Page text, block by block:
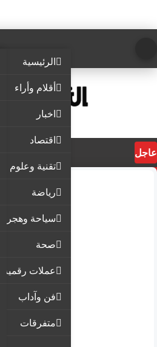
الرئيسية
أقلام وأراء
اخبار
اقتصاد
تقنية وعلوم
رياضة
سياحة وهجرة
صحة
عملات رقمية
فن وآداب
متفرقات
عاجل